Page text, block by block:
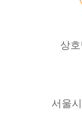
상
서울